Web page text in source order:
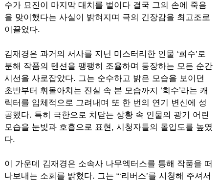
수가 묘진이 마지막 대치를 벌이다 결국 그의 손에 죽음
을 맞이했다는 사실이 밝혀지며 극의 긴장감을 최고조로
이끌었다.
김재경은 과거의 서사를 지닌 미스터리한 인물 ‘희수’로
분해 작품의 텐션을 팽팽히 조율하며 등장하는 모든 순간
시선을 사로잡았다. 그는 순수하고 밝은 모습을 보이던
초반부터 휘몰아치는 진실 속 본 모습까지 ‘희수’라는 캐
릭터를 입체적으로 그려내며 또 한 번의 연기 변신에 성
공했다. 특히 극한으로 치닫는 상황 속 인물의 광기 어린
모습을 눈빛과 호흡으로 표현, 시청자들의 몰입도를 높였
다.
이 가운데 김재경은 소속사 나무엑터스를 통해 작품을 떠
나보내는 소회를 밝혔다. 그는 “‘리버스’를 시청해 주셔서